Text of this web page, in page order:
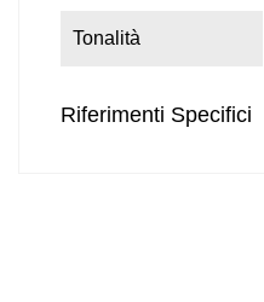
Tonalità
Riferimenti Specifici